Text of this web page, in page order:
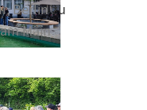
Berlinzu
Main